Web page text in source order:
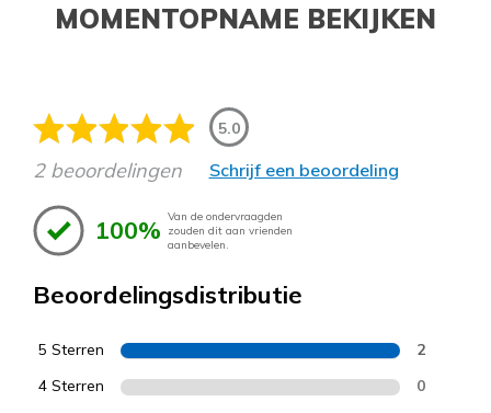
MOMENTOPNAME BEKIJKEN
5.0
2 beoordelingen Schrijf een beoordeling
100% Van de ondervraagden
zouden dit aan vrienden
aanbevelen.
Beoordelingsdistributie
5 Sterren 2
4 Sterren 0